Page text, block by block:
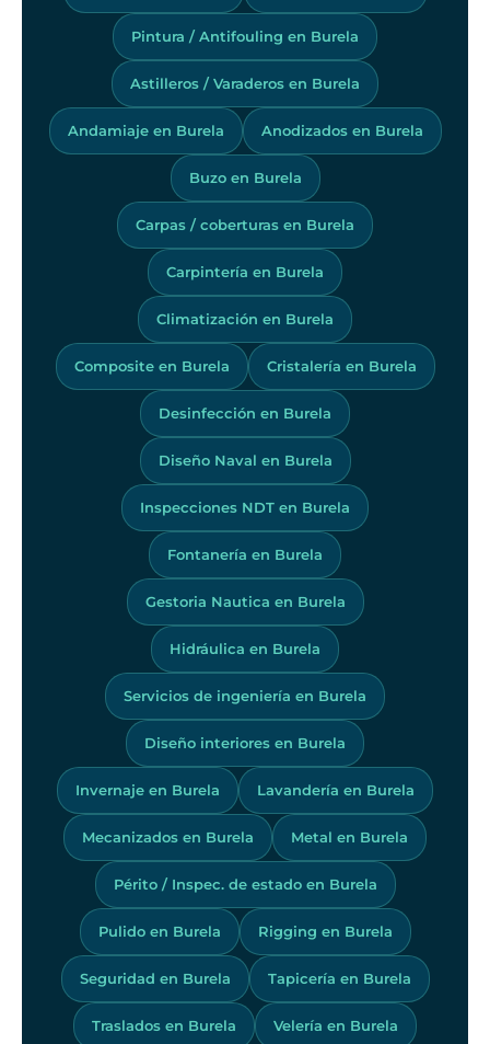
Pintura / Antifouling en Burela
Astilleros / Varaderos en Burela
Andamiaje en Burela Anodizados en Burela
Buzo en Burela
Carpas / coberturas en Burela
Carpintería en Burela
Climatización en Burela
Composite en Burela Cristalería en Burela
Desinfección en Burela
Diseño Naval en Burela
Inspecciones NDT en Burela
Fontanería en Burela
Gestoria Nautica en Burela
Hidráulica en Burela
Servicios de ingeniería en Burela
Diseño interiores en Burela
Invernaje en Burela Lavandería en Burela
Mecanizados en Burela Metal en Burela
Périto / Inspec. de estado en Burela
Pulido en Burela Rigging en Burela
Seguridad en Burela Tapicería en Burela
Traslados en Burela Velería en Burela